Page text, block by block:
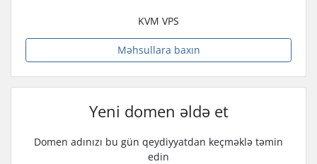
KVM VPS
Məhsullara baxın
Yeni domen əldə et
Domen adınızı bu gün qeydiyyatdan keçməklə təmin
edin